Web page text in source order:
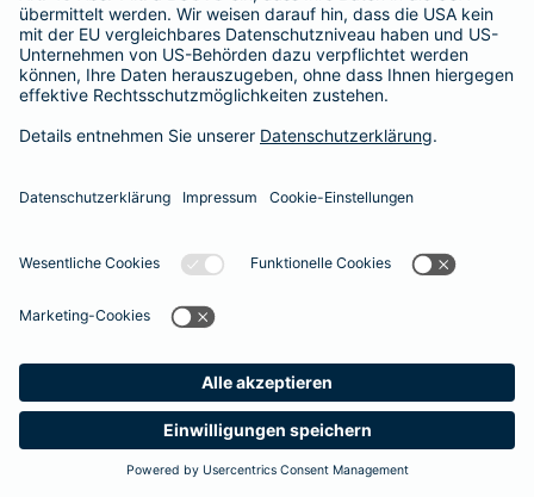
Suche Produkte
Barmenia
Basis-Schutz der Barmenia erstattet dieNotfallversorgung
im tierärztlichen Notdienstkomplett - ohne eine Begrenzung
der Jahreshöchstleistung für Operationen.